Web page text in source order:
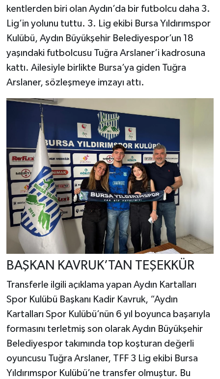
kentlerden biri olan Aydın’da bir futbolcu daha 3.
Lig’in yolunu tuttu. 3. Lig ekibi Bursa Yıldırımspor
Kulübü, Aydın Büyükşehir Belediyespor’un 18
yaşındaki futbolcusu Tuğra Arslaner’i kadrosuna
kattı. Ailesiyle birlikte Bursa’ya giden Tuğra
Arslaner, sözleşmeye imzayı attı.
BAŞKAN KAVRUK’TAN TEŞEKKÜR
Transferle ilgili açıklama yapan Aydın Kartalları
Spor Kulübü Başkanı Kadir Kavruk, “Aydın
Kartalları Spor Kulübü’nün 6 yıl boyunca başarıyla
formasını terletmiş son olarak Aydın Büyükşehir
Belediyespor takımında top koşturan değerli
oyuncusu Tuğra Arslaner, TFF 3 Lig ekibi Bursa
Yıldırımspor Kulübü’ne transfer olmuştur. Bu